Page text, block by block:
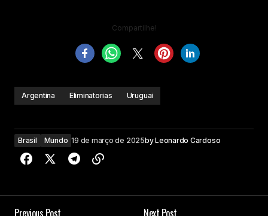
Compartilhe!
Argentina Eliminatorias Uruguai
Brasil Mundo 19 de março de 2025byLeonardo Cardoso